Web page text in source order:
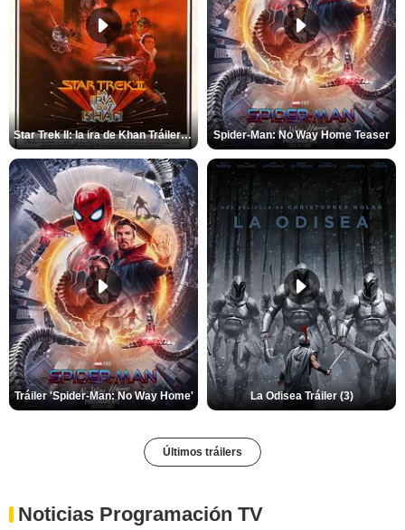
Star Trek II: la ira de Khan Tráiler VO Spider-Man: No Way Home Teaser
Tráiler 'Spider-Man: No Way Home' La Odisea Tráiler (3)
Últimos tráilers
Noticias Programación TV